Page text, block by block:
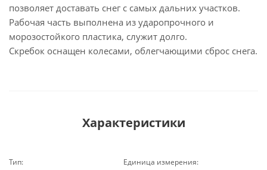
позволяет доставать снег с самых дальних участков.
Рабочая часть выполнена из ударопрочного и
морозостойкого пластика, служит долго.
Скребок оснащен колесами, облегчающими сброс снега.
Характеристики
Тип: Единица измерения: